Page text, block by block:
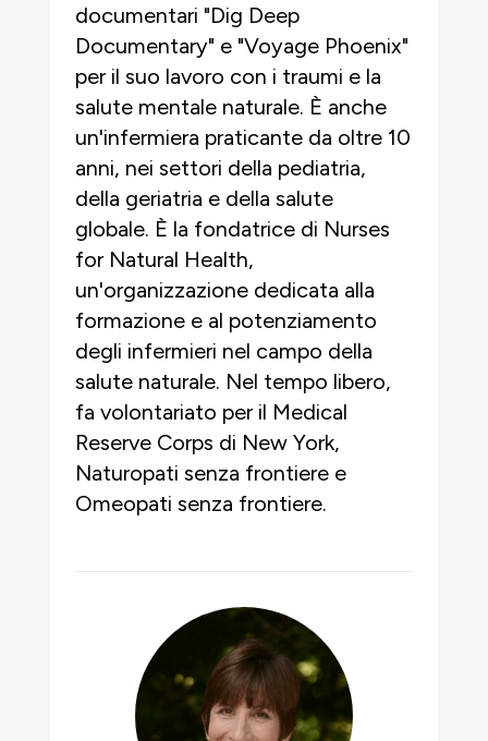
documentari "Dig Deep
Documentary" e "Voyage Phoenix"
per il suo lavoro con i traumi e la
salute mentale naturale. È anche
un'infermiera praticante da oltre 10
anni, nei settori della pediatria,
della geriatria e della salute
globale. È la fondatrice di Nurses
for Natural Health,
un'organizzazione dedicata alla
formazione e al potenziamento
degli infermieri nel campo della
salute naturale. Nel tempo libero,
fa volontariato per il Medical
Reserve Corps di New York,
Naturopati senza frontiere e
Omeopati senza frontiere.